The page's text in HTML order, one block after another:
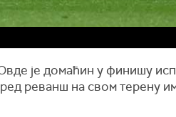
је домаћин у финишу
реванш на свом терену